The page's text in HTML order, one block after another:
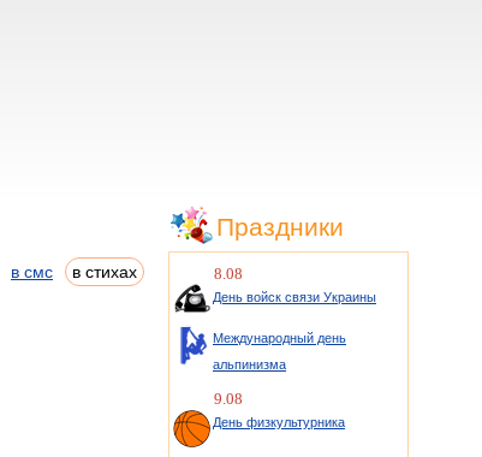
в смс в стихах
Праздники
8.08
День войск связи Украины
Международный день
альпинизма
9.08
День физкультурника